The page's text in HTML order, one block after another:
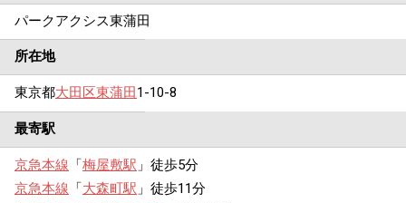
パークアクシス東蒲田
所在地
東京都大田区東蒲田1-10-8
最寄駅
京急本線 「梅屋敷駅 」徒歩5分
京急本線 「大森町駅 」徒歩11分